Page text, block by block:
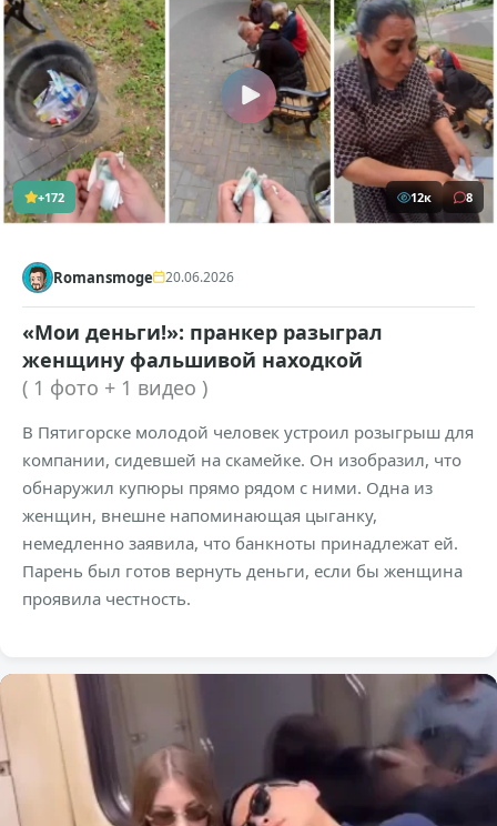
+172 12к 8
Romansmoge 20.06.2026
«Мои деньги!»: пранкер разыграл
женщину фальшивой находкой
( 1 фото + 1 видео )
В Пятигорске молодой человек устроил розыгрыш для
компании, сидевшей на скамейке. Он изобразил, что
обнаружил купюры прямо рядом с ними. Одна из
женщин, внешне напоминающая цыганку,
немедленно заявила, что банкноты принадлежат ей.
Парень был готов вернуть деньги, если бы женщина
проявила честность.